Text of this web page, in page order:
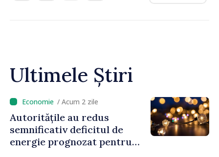
Ultimele Știri
/ Acum 2 zile
Autoritățile au redus
semnificativ deficitul de
energie prognozat pentru